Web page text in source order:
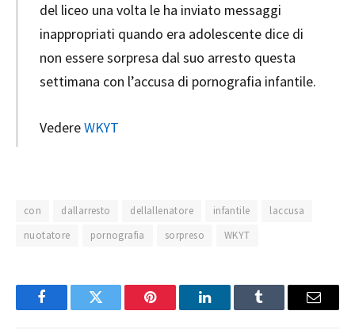
del liceo una volta le ha inviato messaggi
inappropriati quando era adolescente dice di
non essere sorpresa dal suo arresto questa
settimana con l’accusa di pornografia infantile.
VedereWKYT
con dallarresto dellallenatore infantile
laccusa
nuotatore
pornografia sorpreso WKYT
FacebookTwitter Pinterest LinkedInTumblr Email